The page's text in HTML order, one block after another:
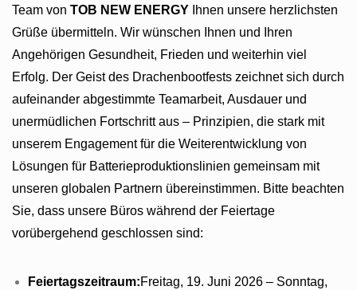
Team von TOB NEW ENERGY Ihnen unsere herzlichsten
Grüße übermitteln. Wir wünschen Ihnen und Ihren
Angehörigen Gesundheit, Frieden und weiterhin viel
Erfolg. Der Geist des Drachenbootfests zeichnet sich durch
aufeinander abgestimmte Teamarbeit, Ausdauer und
unermüdlichen Fortschritt aus – Prinzipien, die stark mit
unserem Engagement für die Weiterentwicklung von
Lösungen für Batterieproduktionslinien gemeinsam mit
unseren globalen Partnern übereinstimmen. Bitte beachten
Sie, dass unsere Büros während der Feiertage
vorübergehend geschlossen sind:
Feiertagszeitraum:Freitag, 19. Juni 2026 – Sonntag,